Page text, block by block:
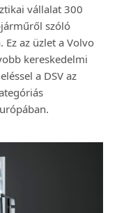
vállalat 300
szóló
az üzlet a Volvo
kereskedelmi
a DSV az